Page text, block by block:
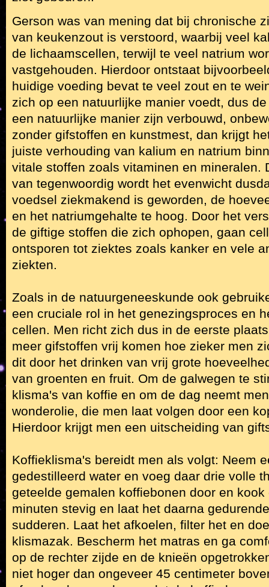
Gerson was van mening dat bij chronische
van keukenzout is verstoord, waarbij veel
de lichaamscellen, terwijl te veel natrium
vastgehouden. Hierdoor ontstaat
huidige voeding bevat te veel zout en te
zich op een natuurlijke manier voedt, dus
een natuurlijke manier zijn verbouwd,
zonder gifstoffen en kunstmest, dan krijgt
juiste verhouding van kalium en natrium
vitale stoffen zoals vitaminen en mineralen.
van tegenwoordig wordt het evenwicht
voedsel ziekmakend is geworden, de
en het natriumgehalte te hoog. Door het
de giftige stoffen die zich ophopen, gaan
ontsporen tot ziektes zoals kanker en vele
ziekten.
Zoals in de natuurgeneeskunde ook
een cruciale rol in het genezingsproces en
cellen. Men richt zich dus in de eerste
meer gifstoffen vrij komen hoe zieker men
dit door het drinken van vrij grote
van groenten en fruit. Om de galwegen te
klisma's van koffie en om de dag neemt
wonderolie, die men laat volgen door een
Hierdoor krijgt men een uitscheiding van
Koffieklisma's bereidt men als volgt: Neem
gedestilleerd water en voeg daar drie volle
geteelde gemalen koffiebonen door en
minuten stevig en laat het daarna
sudderen. Laat het afkoelen, filter het en
klismazak. Bescherm het matras en ga
op de rechter zijde en de knieën
niet hoger dan ongeveer 45 centimeter